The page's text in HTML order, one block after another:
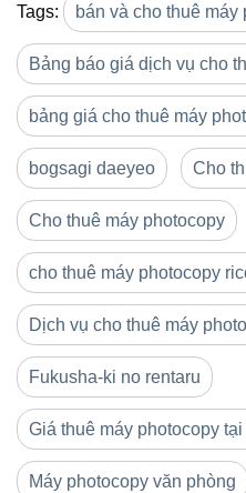
Tags: bán và cho thuê máy
Bảng báo giá dịch vụ cho
bảng giá cho thuê máy
bogsagi daeyeo Cho
Cho thuê máy photocopy
cho thuê máy photocopy
Dịch vụ cho thuê máy
Fukusha-ki no rentaru
Giá thuê máy photocopy
Máy photocopy văn phòng